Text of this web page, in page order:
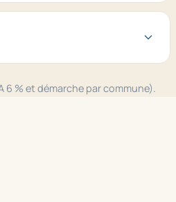
6 % et démarche par commune).